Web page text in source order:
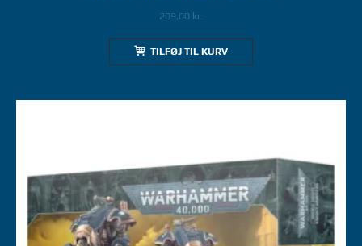
209,00 kr.
TILFØJ TIL KURV